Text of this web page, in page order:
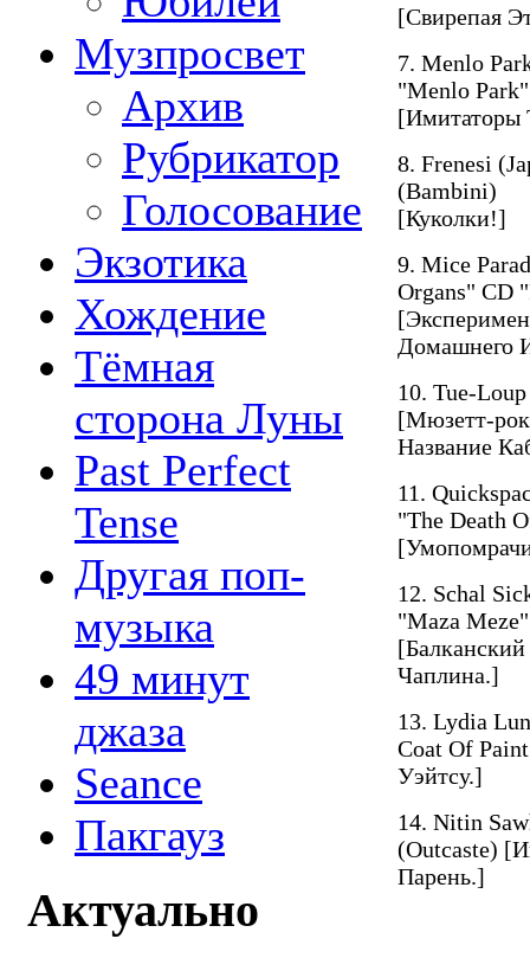
Музпросвет
Архив
Рубрикатор
Голосование
Экзотика
Хождение
Тёмная
сторона Луны
Past Perfect
Tense
Другая поп-
музыка
49 минут
джаза
Seance
Пакгауз
Актуально
[Свирепая
7. Menlo
"Menlo
[Имитаторы
8. Frenesi
(Bambini)
[Куколки!]
9. Mice
Organs" CD
Домашнего
10. Tue-
[Мюзетт-
Название
11.
"The Death
12. Schal
"Maza
Чаплина.]
13. Lydia
Coat Of
Уэйтсу.]
14. Nitin
(Outcaste)
Парень.]